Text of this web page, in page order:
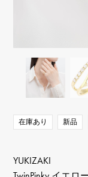
DUNAMIS
デュナミス
ヴィンテ
在庫あり 新品
YUKIZAKI